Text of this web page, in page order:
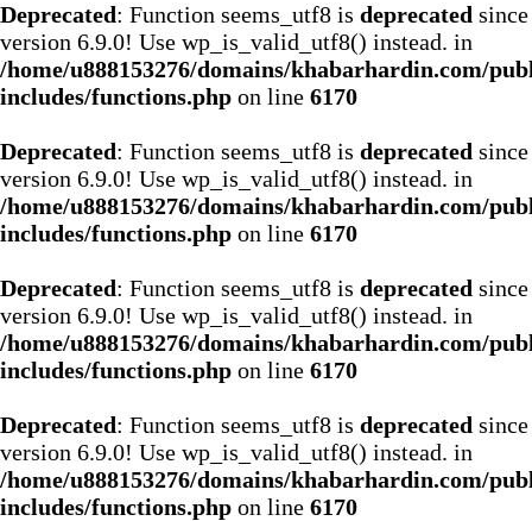
Deprecated: Function seems_utf8 is deprecated since
version 6.9.0! Use wp_is_valid_utf8() instead. in
/home/u888153276/domains/khabarhardin.com/
includes/functions.php on line 6170
Deprecated: Function seems_utf8 is deprecated since
version 6.9.0! Use wp_is_valid_utf8() instead. in
/home/u888153276/domains/khabarhardin.com/
includes/functions.php on line 6170
Deprecated: Function seems_utf8 is deprecated since
version 6.9.0! Use wp_is_valid_utf8() instead. in
/home/u888153276/domains/khabarhardin.com/
includes/functions.php on line 6170
Deprecated: Function seems_utf8 is deprecated since
version 6.9.0! Use wp_is_valid_utf8() instead. in
/home/u888153276/domains/khabarhardin.com/
includes/functions.php on line 6170